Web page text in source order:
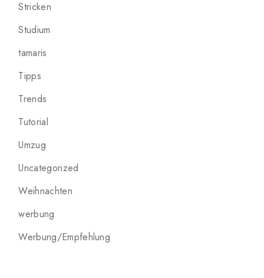
Stricken
Studium
tamaris
Tipps
Trends
Tutorial
Umzug
Uncategorized
Weihnachten
werbung
Werbung/Empfehlung